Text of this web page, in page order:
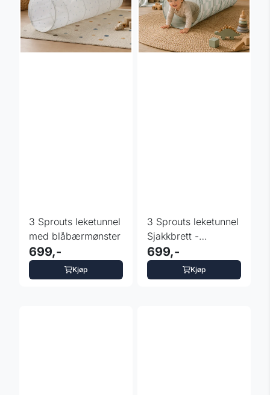
3 Sprouts leketunnel
med blåbærmønster
699,-
Kjøp
3 Sprouts leketunnel
Sjakkbrett -
fargevalg
699,-
Kjøp